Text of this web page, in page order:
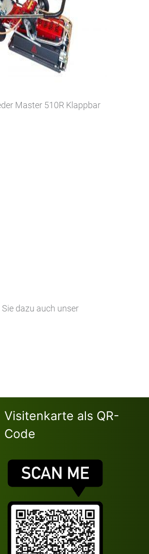
Master 510R Klappbar
dazu auch unser
Visitenkarte als QR-
Code